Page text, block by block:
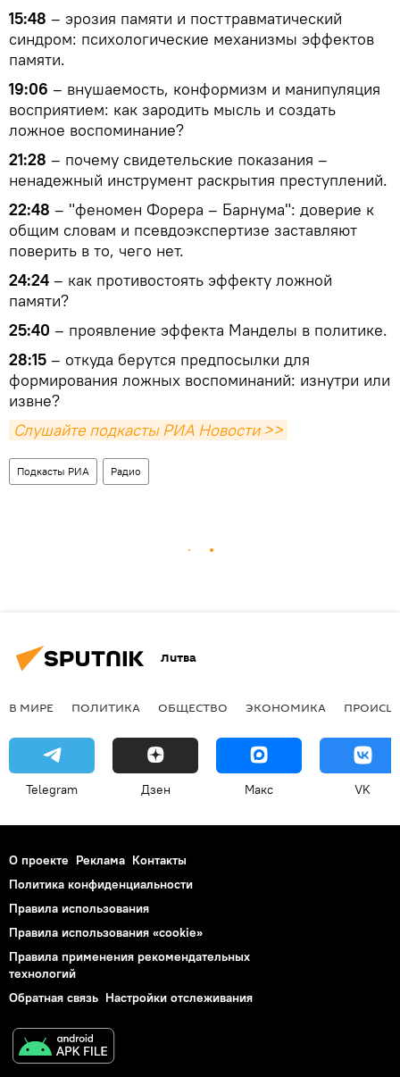
15:48 – эрозия памяти и посттравматический
синдром: психологические механизмы эффектов
памяти.
19:06 – внушаемость, конформизм и манипуляция
восприятием: как зародить мысль и создать
ложное воспоминание?
21:28 – почему свидетельские показания –
ненадежный инструмент раскрытия преступлений.
22:48 – "феномен Форера – Барнума": доверие к
общим словам и псевдоэкспертизе заставляют
поверить в то, чего нет.
24:24 – как противостоять эффекту ложной
памяти?
25:40 – проявление эффекта Манделы в политике.
28:15 – откуда берутся предпосылки для
формирования ложных воспоминаний: изнутри или
извне?
Слушайте подкасты РИА Новости >>
Подкасты РИА Радио
Литва
В МИРЕ ПОЛИТИКА ОБЩЕСТВО ЭКОНОМИКА
Telegram Дзен Макс VK
О проекте Реклама Контакты
Политика конфиденциальности
Правила использования
Правила использования «cookie»
Правила применения рекомендательных
технологий
Обратная связь Настройки отслеживания